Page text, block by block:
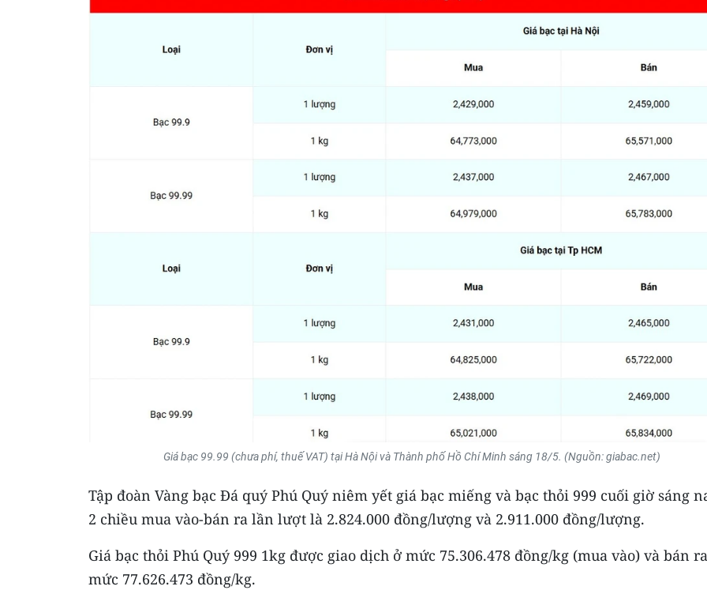
Giá bạc 99.99 (chưa phí, thuế VAT) tại Hà Nội và Thành phố Hồ Chí Minh sáng 18/5. (Nguồn: giabac.net)
​Tập đoàn Vàng bạc Đá quý Phú Quý niêm yết giá bạc miếng và bạc thỏi 999 cuối giờ sáng
2 chiều mua vào-bán ra lần lượt là 2.824.000 đồng/lượng và 2.911.000 đồng/lượng.
Giá bạc thỏi Phú Quý 999 1kg được giao dịch ở mức 75.306.478 đồng/kg (mua vào) và bán
mức 77.626.473 đồng/kg.